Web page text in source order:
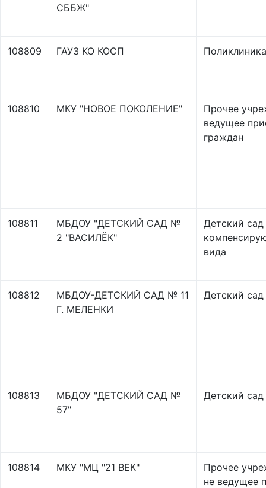
СББЖ"
108809 ГАУЗ КО КОСП Поликлиника
108810 МКУ "НОВОЕ ПОКОЛЕНИЕ"
Прочее
ведущее
граждан
108811
МБДОУ "ДЕТСКИЙ САД №
2 "ВАСИЛЁК"
Детский сад
вида
108812
МБДОУ-ДЕТСКИЙ САД № 11
Г. МЕЛЕНКИ
Детский сад
108813
МБДОУ "ДЕТСКИЙ САД №
57"
Детский сад
108814 МКУ "МЦ "21 ВЕК"
Прочее
не ведущее